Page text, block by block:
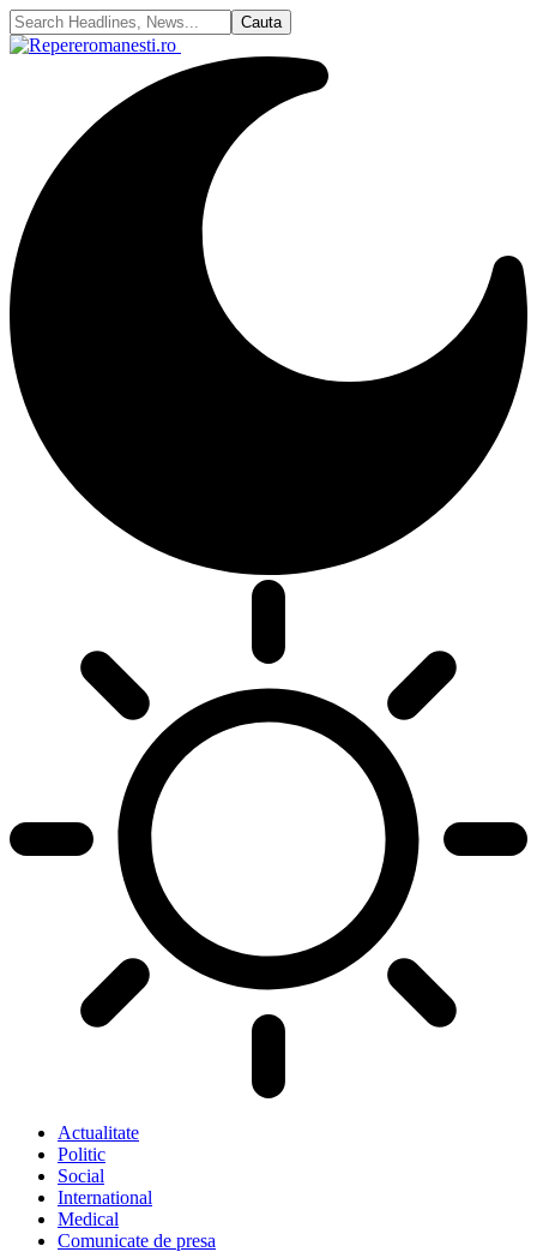
Actualitate
Politic
Social
International
Medical
Comunicate de presa